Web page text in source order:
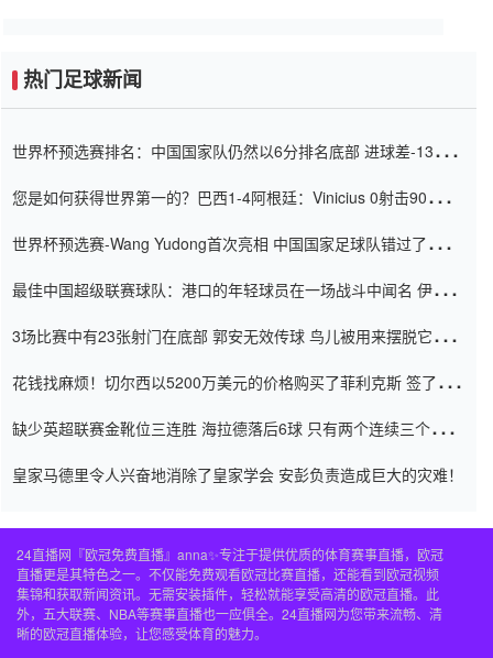
热门足球新闻
世界杯预选赛排名：中国国家队仍然以6分排名底部 进球差-13令人
您是如何获得世界第一的？巴西1-4阿根廷：Vinicius 0射击90分钟
世界杯预选赛-Wang Yudong首次亮相 中国国家足球队错过了世界
最佳中国超级联赛球队：港口的年轻球员在一场战斗中闻名 伊万放
3场比赛中有23张射门在底部 郭安无效传球 鸟儿被用来摆脱它
花钱找麻烦！切尔西以5200万美元的价格购买了菲利克斯 签了7年
缺少英超联赛金靴位三连胜 海拉德落后6球 只有两个连续三个连续
皇家马德里令人兴奋地消除了皇家学会 安彭负责造成巨大的灾难！
24直播网『欧冠免费直播』anna✨专注于提供优质的体育赛事直播，欧冠
直播更是其特色之一。不仅能免费观看欧冠比赛直播，还能看到欧冠视频
集锦和获取新闻资讯。无需安装插件，轻松就能享受高清的欧冠直播。此
外，五大联赛、NBA等赛事直播也一应俱全。24直播网为您带来流畅、清
晰的欧冠直播体验，让您感受体育的魅力。